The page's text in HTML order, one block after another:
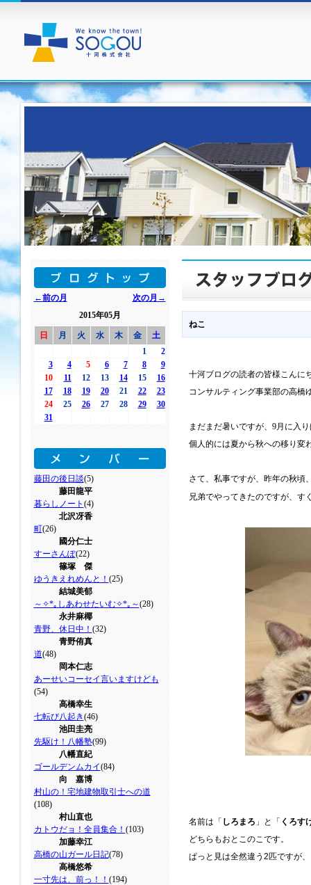
←前の月
次の月→
2015年05月
日 月 火 水 木 金
土
1
2
3
4 5 6 7 8
9
10
11 12 13 14 15
16
17
18 19 20 21 22
23
24
25 26 27 28 29
30
31
藤田の後日談(5)
藤田龍平
暮らしノート (4)
北沢冴香
町(26)
國分仁士
すーさんぽ(22)
篠塚 傑
ゆうきえれめんと！ (25)
結城美郁
～✧*｡しあわせたいむ✧*｡～(28)
永井麻椰
青野、休日中！ (32)
青野侑真
道(48)
岡本仁志
あーせいコーセイ言いますけども
(54)
高橋幸生
七転び八起き(46)
池田圭亮
先駆け！八幡塾(99)
八幡直紀
ゴールデンムカイ(84)
向 嘉博
村山の！宅地建物取引士への道
(108)
村山直也
カトウだョ！全員集合！ (103)
加藤幸江
高橋の山ガール日記(78)
高橋悠希
一寸先は、前っ！！ (194)
ねこ
十河ブログの読者の皆様こんに
コンサルティング事業部の高橋
まだまだ暑いですが、 9月に入
個人的には夏から秋への移り変
さて、私事ですが、昨年の秋頃
兄弟でやってきたのですが、す
名前は「 しろまろ 」と 「 くろす
どちらもおとこのこです。
ぱっと見は全然違う 2 匹ですが